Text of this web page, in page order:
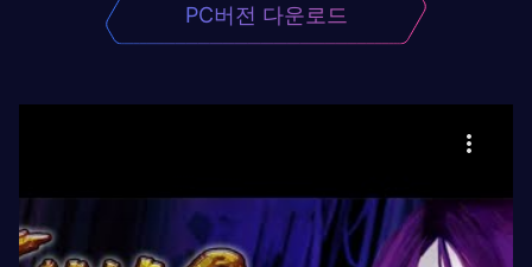
PC버전 다운로드